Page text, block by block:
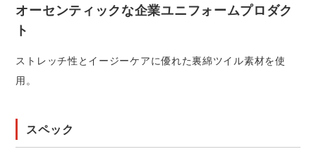
オーセンティックな企業ユニフォームプロダク
ト
ストレッチ性とイージーケアに優れた裏綿ツイル素材を使
用。
スペック